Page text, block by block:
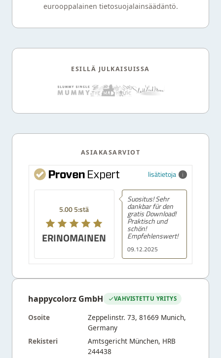
eurooppalainen tietosuojalainsäädäntö.
ESILLÄ JULKAISUISSA
ASIAKASARVIOT
lisätietoja
5.00 5:stä
ERINOMAINEN
09.12.2025
Suositus! Sehr
dankbar für den
gratis Download!
Praktisch und
schön!
Empfehlenswert!
happycolorz GmbH VAHVISTETTU YRITYS
Osoite
Zeppelinstr. 73, 81669 Munich,
Germany
Rekisteri
Amtsgericht München, HRB
244438